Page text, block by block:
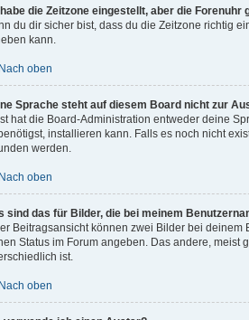
habe die Zeitzone eingestellt, aber die
du dir sicher bist, dass du die Zeitzone richtig
kann.
Nach oben
Sprache steht auf diesem Board nicht zur
hat die Board-Administration entweder deine
installieren kann. Falls es noch nicht
werden.
Nach oben
sind das für Bilder, die bei meinem
Beitragsansicht können zwei Bilder bei
Status im Forum angeben. Das andere, meist
ist.
Nach oben